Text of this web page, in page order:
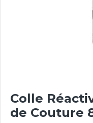
Colle
de Couture